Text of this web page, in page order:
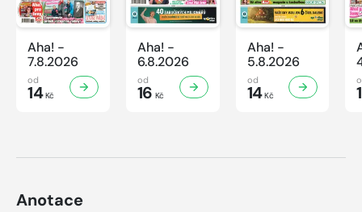
Aha! -
7.8.2026
od
14Kč
Aha! -
6.8.2026
od
16 Kč
Aha! -
5.8.2026
od
14Kč
Anotace